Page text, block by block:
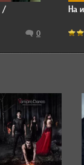
/
0
На